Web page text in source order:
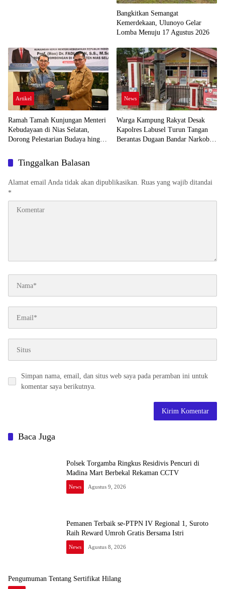
Bangkitkan Semangat
Kemerdekaan, Ulunoyo Gelar
Lomba Menuju 17 Agustus 2026
Artikel
Ramah Tamah Kunjungan Menteri
Kebudayaan di Nias Selatan,
Dorong Pelestarian Budaya hingga
News
Warga Kampung Rakyat Desak
Kapolres Labusel Turun Tangan
Berantas Dugaan Bandar Narkoba
Tinggalkan Balasan
Alamat email Anda tidak akan dipublikasikan. Ruas yang wajib ditandai
*
Simpan nama, email, dan situs web saya pada peramban ini untuk
komentar saya berikutnya.
Baca Juga
Polsek Torgamba Ringkus Residivis Pencuri di
Madina Mart Berbekal Rekaman CCTV
News Agustus 9, 2026
Pemanen Terbaik se-PTPN IV Regional 1, Suroto
Raih Reward Umroh Gratis Bersama Istri
News Agustus 8, 2026
Pengumuman Tentang Sertifikat Hilang